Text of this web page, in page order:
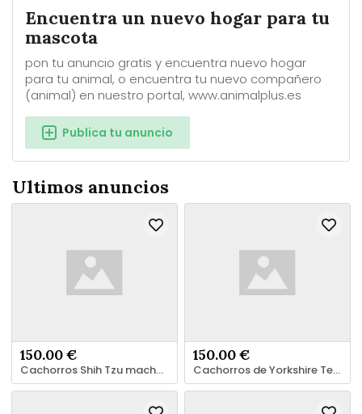
Encuentra un nuevo hogar para tu
mascota
pon tu anuncio gratis y encuentra nuevo hogar
para tu animal, o encuentra tu nuevo compañero
(animal) en nuestro portal, www.animalplus.es
Publica tu anuncio
Ultimos anuncios
150.00 €
Cachorros Shih Tzu machos y hembras de regalo
150.00 €
Cachorros de Yorkshire Terrier en adopción